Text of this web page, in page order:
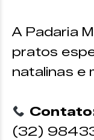
A Padaria
pratos
natalinas e
(32)